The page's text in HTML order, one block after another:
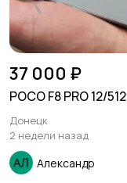
37 000 ₽
POCO F8 PRO 12/512
Донецк
2 недели назад
Александр